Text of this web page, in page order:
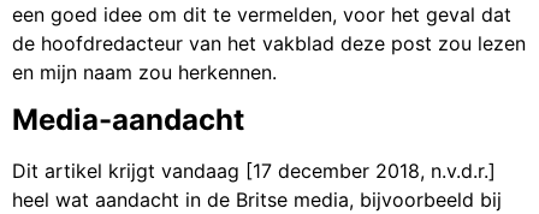
een goed idee om dit te vermelden, voor het geval dat
de hoofdredacteur van het vakblad deze post zou lezen
en mijn naam zou herkennen.
Media-aandacht
Dit artikel krijgt vandaag [17 december 2018, n.v.d.r.]
heel wat aandacht in de Britse media, bijvoorbeeld bij